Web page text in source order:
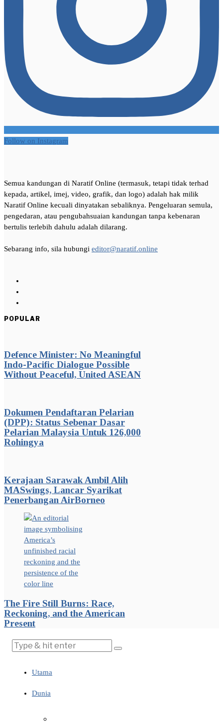
Follow on Instagram
Semua kandungan di Naratif Online (termasuk, tetapi tidak terhad
kepada, artikel, imej, video, grafik, dan logo) adalah hak milik
Naratif Online kecuali dinyatakan sebaliknya. Pengeluaran semula,
pengedaran, atau pengubahsuaian kandungan tanpa kebenaran
bertulis terlebih dahulu adalah dilarang.
Sebarang info, sila hubungi editor@naratif.online
POPULAR
Defence Minister: No Meaningful
Indo-Pacific Dialogue Possible
Without Peaceful, United ASEAN
Dokumen Pendaftaran Pelarian
(DPP): Status Sebenar Dasar
Pelarian Malaysia Untuk 126,000
Rohingya
Kerajaan Sarawak Ambil Alih
MASwings, Lancar Syarikat
Penerbangan AirBorneo
The Fire Still Burns: Race,
Reckoning, and the American
Present
Utama
Dunia